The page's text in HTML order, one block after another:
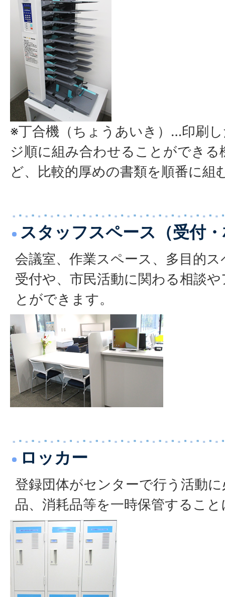
※丁合機（ちょうあいき）…印刷
ジ順に組み合わせることができる
ど、比較的厚めの書類を順番に組
スタッフスペース（受付
会議室、作業スペース、多目的
受付や、市民活動に関わる相談
とができます。
ロッカー
登録団体がセンターで行う活動
品、消耗品等を一時保管するこ